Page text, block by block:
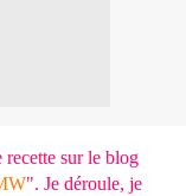
recette sur le blog
". Je déroule, je